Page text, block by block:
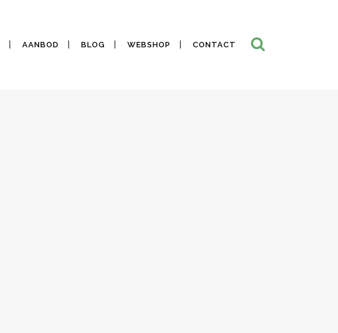
AANBOD BLOG WEBSHOP CONTACT